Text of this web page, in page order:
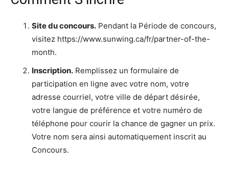
Site du concours. Pendant la Période de concours,
visitez https://www.sunwing.ca/fr/partner-of-the-
month.
Inscription. Remplissez un formulaire de
participation en ligne avec votre nom, votre
adresse courriel, votre ville de départ désirée,
votre langue de préférence et votre numéro de
téléphone pour courir la chance de gagner un prix.
Votre nom sera ainsi automatiquement inscrit au
Concours.